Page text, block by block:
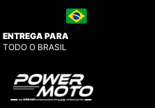
ENTREGA PARA
TODO O BRASIL